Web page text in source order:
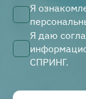
Я
Я даю
СПРИНГ.